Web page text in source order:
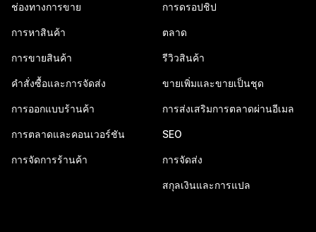
ช่องทางการขาย
การหาสินค้า
การขายสินค้า
คำสั่งซื้อและการจัดส่ง
การออกแบบร้านค้า
การตลาดและคอนเวอร์ชัน
การจัดการร้านค้า
การดรอปชิป
ตลาด
รีวิวสินค้า
ขายเพิ่มและขายเป็นชุด
การส่งเสริมการตลาดผ่านอีเมล
SEO
การจัดส่ง
สกุลเงินและการแปล